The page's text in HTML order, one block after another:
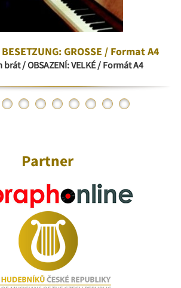
GROSSE / Format A4
/ OBSAZENÍ: VELKÉ / Formát A4
Partner